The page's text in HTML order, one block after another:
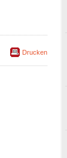
Drucken